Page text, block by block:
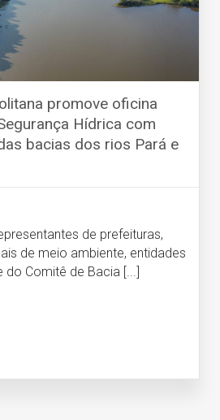
promove oficina
Hídrica com
bacias dos rios Pará e
de prefeituras,
de meio ambiente, entidades
Comitê de Bacia [...]